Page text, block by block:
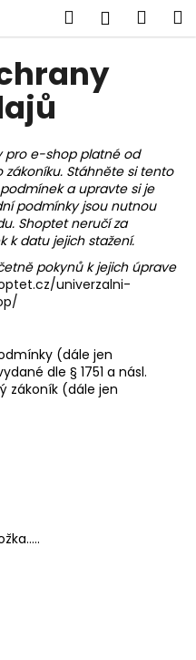
Hledat
pro e-shop platné od
zákoníku. Stáhněte si tento
a upravte si je
podmínky jsou nutnou
Shoptet neručí za
k datu jejich stažení.
pokynů k jejich úprave
univerzalni-
(dále jen
dle § 1751 a násl.
zákoník (dále jen